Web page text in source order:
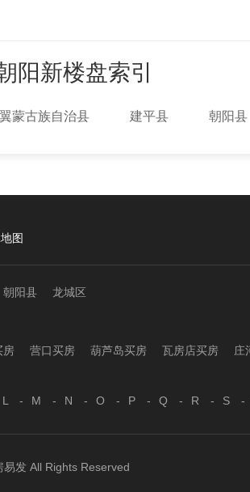
阳新楼盘索引
蒙古族自治县 建平县 朝阳县
图
朝阳县 龙城区
房 营口买房 葫芦岛买房 瓦房店买房 庄
L - M - N - O - P - Q - R - S -
发 All Rights Reserved